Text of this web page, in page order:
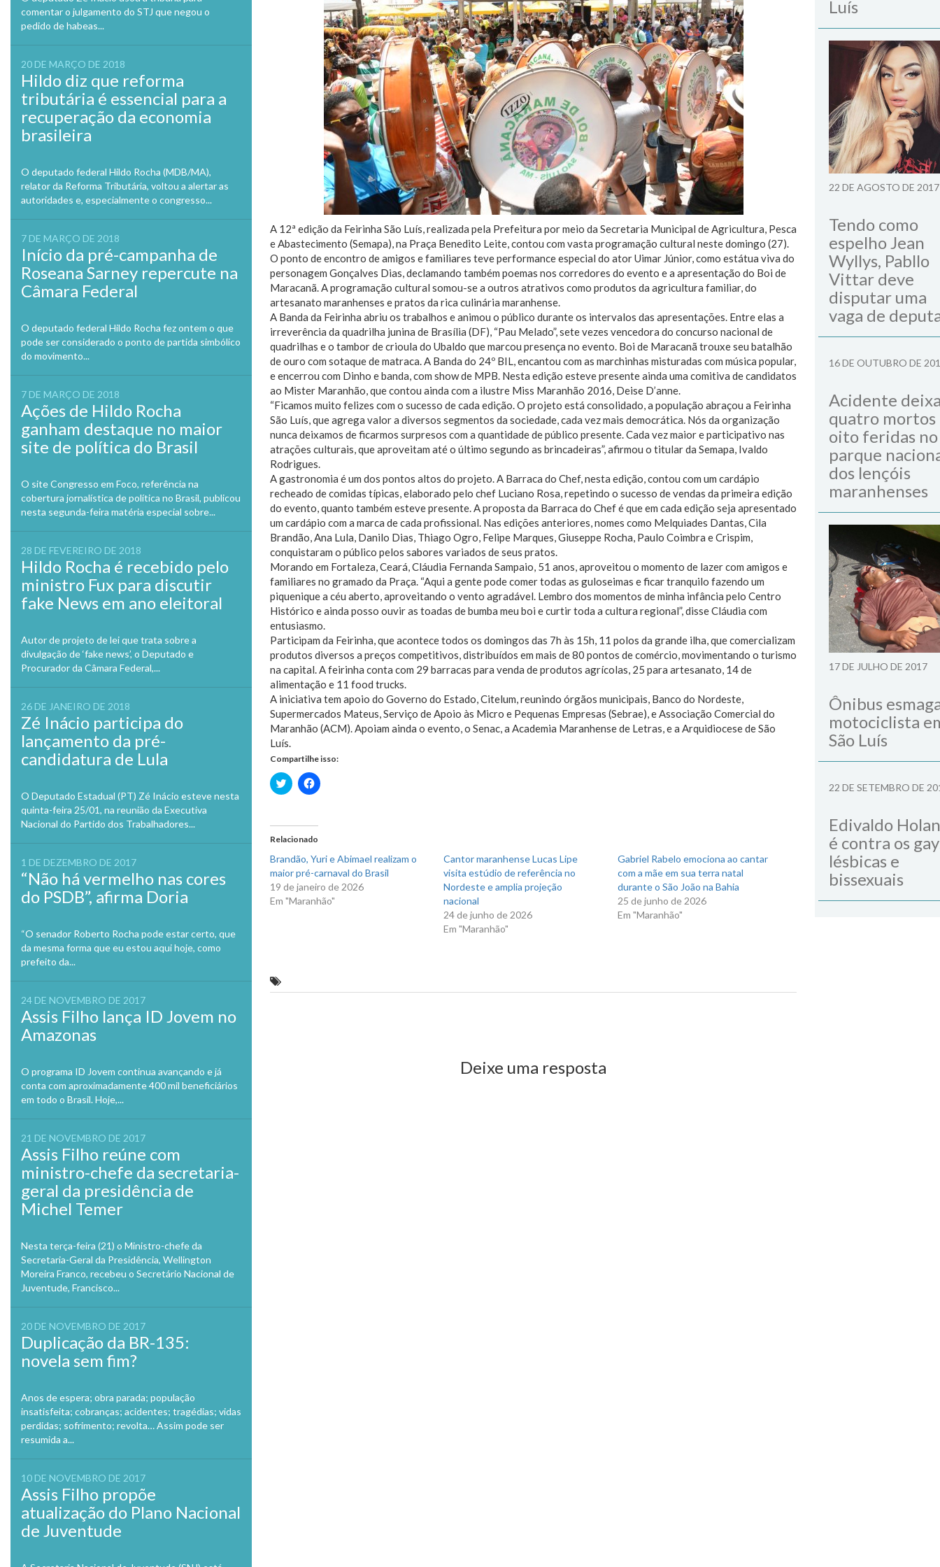
comentar o julgamento do STJ que negou o
pedido de habeas...
20 DE MARÇO DE 2018
Hildo diz que reforma
tributária é essencial para a
recuperação da economia
brasileira
O deputado federal Hildo Rocha (MDB/MA),
relator da Reforma Tributária, voltou a alertar as
autoridades e, especialmente o congresso...
7 DE MARÇO DE 2018
Início da pré-campanha de
Roseana Sarney repercute na
Câmara Federal
O deputado federal Hildo Rocha fez ontem o que
pode ser considerado o ponto de partida simbólico
do movimento...
7 DE MARÇO DE 2018
Ações de Hildo Rocha
ganham destaque no maior
site de política do Brasil
O site Congresso em Foco, referência na
cobertura jornalística de política no Brasil, publicou
nesta segunda-feira matéria especial sobre...
28 DE FEVEREIRO DE 2018
Hildo Rocha é recebido pelo
ministro Fux para discutir
fake News em ano eleitoral
Autor de projeto de lei que trata sobre a
divulgação de ‘fake news’, o Deputado e
Procurador da Câmara Federal,...
26 DE JANEIRO DE 2018
Zé Inácio participa do
lançamento da pré-
candidatura de Lula
O Deputado Estadual (PT) Zé Inácio esteve nesta
quinta-feira 25/01, na reunião da Executiva
Nacional do Partido dos Trabalhadores...
1 DE DEZEMBRO DE 2017
“Não há vermelho nas cores
do PSDB”, afirma Doria
“O senador Roberto Rocha pode estar certo, que
da mesma forma que eu estou aqui hoje, como
prefeito da...
24 DE NOVEMBRO DE 2017
Assis Filho lança ID Jovem no
Amazonas
O programa ID Jovem continua avançando e já
conta com aproximadamente 400 mil beneficiários
em todo o Brasil. Hoje,...
21 DE NOVEMBRO DE 2017
Assis Filho reúne com
ministro-chefe da secretaria-
geral da presidência de
Michel Temer
Nesta terça-feira (21) o Ministro-chefe da
Secretaria-Geral da Presidência, Wellington
Moreira Franco, recebeu o Secretário Nacional de
Juventude, Francisco...
20 DE NOVEMBRO DE 2017
Duplicação da BR-135:
novela sem fim?
Anos de espera; obra parada; população
insatisfeita; cobranças; acidentes; tragédias; vidas
perdidas; sofrimento; revolta… Assim pode ser
resumida a...
10 DE NOVEMBRO DE 2017
Assis Filho propõe
atualização do Plano Nacional
de Juventude
A 12ª edição da Feirinha São Luís, realizada pela Prefeitura por meio da Secretaria Municipal de Agricultura, Pesca
e Abastecimento (Semapa), na Praça Benedito Leite, contou com vasta programação cultural neste domingo (27).
O ponto de encontro de amigos e familiares teve performance especial do ator Uimar Júnior, como estátua viva do
personagem Gonçalves Dias, declamando também poemas nos corredores do evento e a apresentação do Boi de
Maracanã. A programação cultural somou-se a outros atrativos como produtos da agricultura familiar, do
artesanato maranhenses e pratos da rica culinária maranhense.
A Banda da Feirinha abriu os trabalhos e animou o público durante os intervalos das apresentações. Entre elas a
irreverência da quadrilha junina de Brasília (DF), “Pau Melado”, sete vezes vencedora do concurso nacional de
quadrilhas e o tambor de crioula do Ubaldo que marcou presença no evento. Boi de Maracanã trouxe seu batalhão
de ouro com sotaque de matraca. A Banda do 24º BIL, encantou com as marchinhas misturadas com música popular,
e encerrou com Dinho e banda, com show de MPB. Nesta edição esteve presente ainda uma comitiva de candidatos
ao Mister Maranhão, que contou ainda com a ilustre Miss Maranhão 2016, Deise D’anne.
“Ficamos muito felizes com o sucesso de cada edição. O projeto está consolidado, a população abraçou a Feirinha
São Luís, que agrega valor a diversos segmentos da sociedade, cada vez mais democrática. Nós da organização
nunca deixamos de ficarmos surpresos com a quantidade de público presente. Cada vez maior e participativo nas
atrações culturais, que aproveitam até o último segundo as brincadeiras”, afirmou o titular da Semapa, Ivaldo
Rodrigues.
A gastronomia é um dos pontos altos do projeto. A Barraca do Chef, nesta edição, contou com um cardápio
recheado de comidas típicas, elaborado pelo chef Luciano Rosa, repetindo o sucesso de vendas da primeira edição
do evento, quanto também esteve presente. A proposta da Barraca do Chef é que em cada edição seja apresentado
um cardápio com a marca de cada profissional. Nas edições anteriores, nomes como Melquiades Dantas, Cila
Brandão, Ana Lula, Danilo Dias, Thiago Ogro, Felipe Marques, Giuseppe Rocha, Paulo Coimbra e Crispim,
conquistaram o público pelos sabores variados de seus pratos.
Morando em Fortaleza, Ceará, Cláudia Fernanda Sampaio, 51 anos, aproveitou o momento de lazer com amigos e
familiares no gramado da Praça. “Aqui a gente pode comer todas as guloseimas e ficar tranquilo fazendo um
piquenique a céu aberto, aproveitando o vento agradável. Lembro dos momentos de minha infância pelo Centro
Histórico e ainda posso ouvir as toadas de bumba meu boi e curtir toda a cultura regional”, disse Cláudia com
entusiasmo.
Participam da Feirinha, que acontece todos os domingos das 7h às 15h, 11 polos da grande ilha, que comercializam
produtos diversos a preços competitivos, distribuídos em mais de 80 pontos de comércio, movimentando o turismo
na capital. A feirinha conta com 29 barracas para venda de produtos agrícolas, 25 para artesanato, 14 de
alimentação e 11 food trucks.
A iniciativa tem apoio do Governo do Estado, Citelum, reunindo órgãos municipais, Banco do Nordeste,
Supermercados Mateus, Serviço de Apoio às Micro e Pequenas Empresas (Sebrae), e Associação Comercial do
Maranhão (ACM). Apoiam ainda o evento, o Senac, a Academia Maranhense de Letras, e a Arquidiocese de São
Luís.
Compartilhe isso:
Clique
para
em
nova
janela)
Clique
para
em
nova
janela)
Relacionado
Brandão, Yuri e Abimael realizam o
maior pré-carnaval do Brasil
19 de janeiro de 2026
Em "Maranhão"
Cantor maranhense Lucas Lipe
visita estúdio de referência no
Nordeste e amplia projeção
nacional
24 de junho de 2026
Em "Maranhão"
Gabriel Rabelo emociona ao cantar
com a mãe em sua terra natal
durante o São João na Bahia
25 de junho de 2026
Em "Maranhão"
Deixe uma resposta
Luís
22 DE AGOSTO DE 2017
Tendo como
espelho Jean
Wyllys, Pabllo
Vittar deve
disputar uma
vaga de
16 DE OUTUBRO DE
Acidente
quatro mortos
oito feridas no
parque
dos lençóis
maranhenses
17 DE JULHO DE 2017
Ônibus
motociclista
São Luís
22 DE SETEMBRO DE
Edivaldo
é contra os
lésbicas e
bissexuais